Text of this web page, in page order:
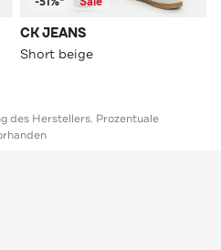
CK JEANS
Short beige
des Herstellers. Prozentuale